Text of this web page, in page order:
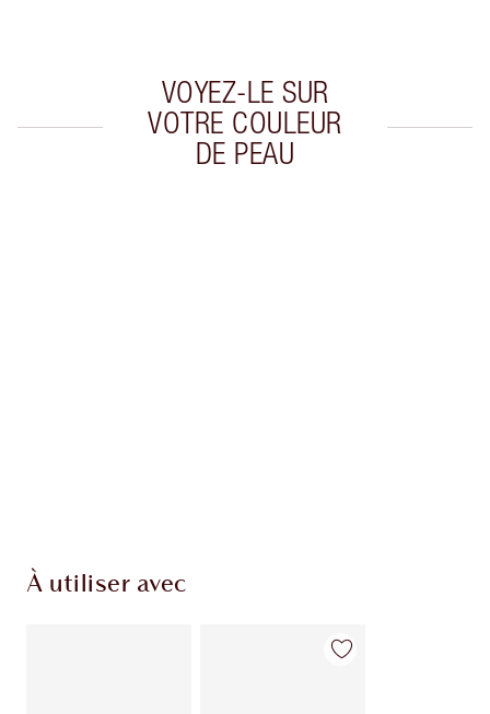
VOYEZ-LE SUR
VOTRE COULEUR
DE PEAU
À utiliser avec